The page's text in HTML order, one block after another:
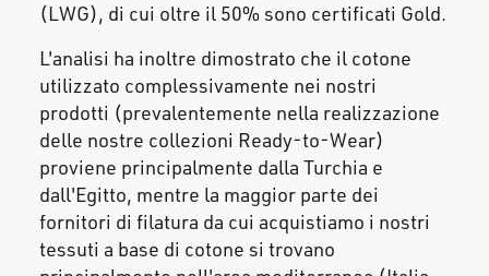
(LWG), di cui oltre il 50% sono certificati Gold.
L'analisi ha inoltre dimostrato che il cotone
utilizzato complessivamente nei nostri
prodotti (prevalentemente nella realizzazione
delle nostre collezioni Ready-to-Wear)
proviene principalmente dalla Turchia e
dall'Egitto, mentre la maggior parte dei
fornitori di filatura da cui acquistiamo i nostri
tessuti a base di cotone si trovano